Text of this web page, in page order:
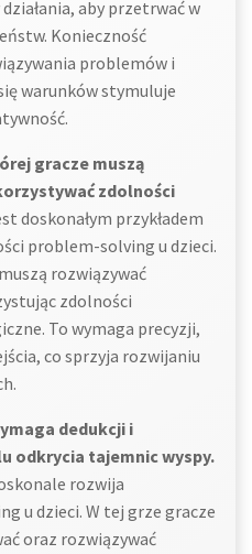
aby przetrwać w
Konieczność
problemów i
warunków stymuluje
gracze muszą
zdolności
doskonałym przykładem
problem-solving u dzieci.
rozwiązywać
zdolności
To wymaga precyzji,
co sprzyja rozwijaniu
dedukcji i
odkrycia tajemnic wyspy.
rozwija
u dzieci. W tej grze gracze
oraz rozwiązywać